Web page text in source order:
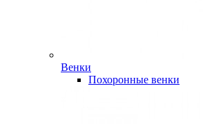
Венки
Похоронные венки